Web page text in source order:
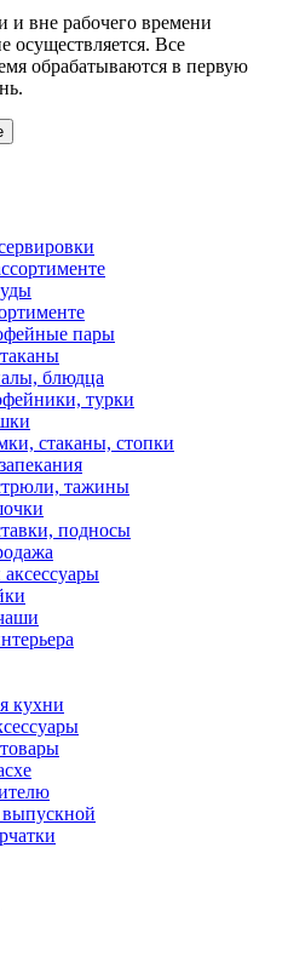
вне рабочего времени
осуществляется. Все
обрабатываются в первую
пары
блюдца
турки
стаканы, стопки
тажины
подносы
кухни